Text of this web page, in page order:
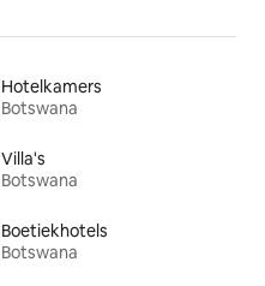
Hotelkamers
Botswana
Villa's
Botswana
Boetiekhotels
Botswana